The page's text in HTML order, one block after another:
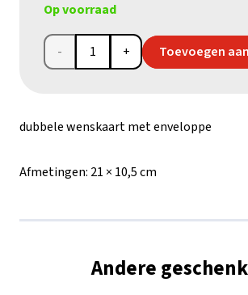
Op voorraad
Wenskaart
zijde'
Toevoegen
dubbele wenskaart met enveloppe
Afmetingen: 21 × 10,5 cm
Andere